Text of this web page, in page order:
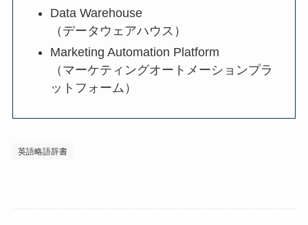
Data Warehouse
（データウェアハウス）
Marketing Automation Platform
（マーケティングオートメーションプラ
ットフォーム）
英語略語辞書